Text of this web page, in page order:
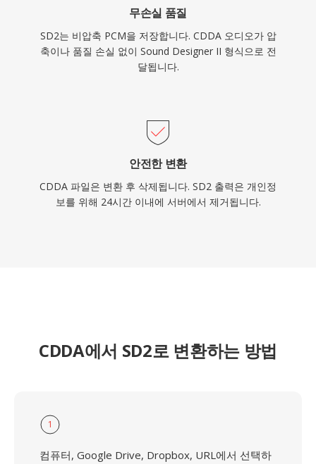
무손실 품질
SD2는 비압축 PCM을 저장합니다. CDDA 오디오가 압
축이나 품질 손실 없이 Sound Designer II 형식으로 전
달됩니다.
안전한 변환
CDDA 파일은 변환 후 삭제됩니다. SD2 출력은 개인정
보를 위해 24시간 이내에 서버에서 제거됩니다.
CDDA에서 SD2로 변환하는 방법
1
컴퓨터, Google Drive, Dropbox, URL에서 선택하